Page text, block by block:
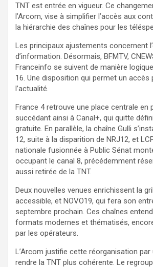
TNT est entrée en vigueur. Ce
l’Arcom, vise à simplifier l’accès aux
la hiérarchie des chaînes pour les
Les principaux ajustements concernent
d’information. Désormais, BFMTV,
Franceinfo se suivent de manière
16. Une disposition qui permet un accès
l’actualité.
France 4 retrouve une place centrale en
succédant ainsi à Canal+, qui quitte
gratuite. En parallèle, la chaîne Gulli
12, suite à la disparition de NRJ12, et
nationale fusionnée à Public Sénat
occupant le canal 8, précédemment
aussi retirée de la TNT.
Deux nouvelles venues enrichissent la
accessible, et NOVO19, qui fera son
septembre prochain. Ces chaînes
formats modernes et thématisés,
par les opérateurs.
L’Arcom justifie cette réorganisation par
rendre la TNT plus cohérente. Le